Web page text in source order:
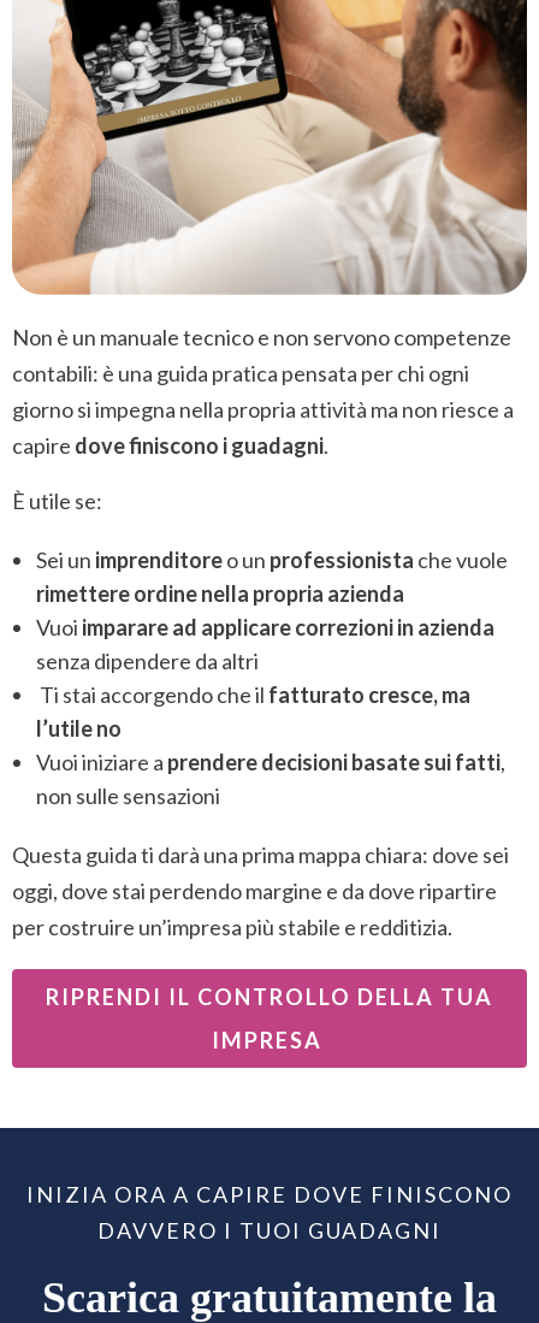
Non è un manuale tecnico e non servono competenze
contabili: è una guida pratica pensata per chi ogni
giorno si impegna nella propria attività ma non riesce a
capire dove finiscono i guadagni.
È utile se:
Sei un imprenditoreo un professionista che vuole
rimettere ordine nella propria azienda
Vuoi imparare ad applicare correzioni in azienda
senza dipendere da altri
Ti stai accorgendo che il fatturato cresce, ma
l’utile no
Vuoi iniziare a prendere decisioni basate sui fatti,
non sulle sensazioni
Questa guida ti darà una prima mappa chiara: dove sei
oggi, dove stai perdendo margine e da dove ripartire
per costruire un’impresa più stabile e redditizia.
RIPRENDI IL CONTROLLO DELLA TUA
IMPRESA
INIZIA ORA A CAPIRE DOVE FINISCONO
DAVVERO I TUOI GUADAGNI
Scarica gratuitamente la